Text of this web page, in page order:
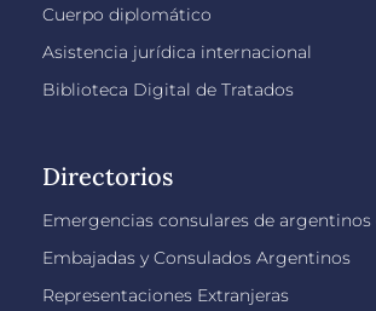
Cuerpo diplomático
Asistencia jurídica internacional
Biblioteca Digital de Tratados
Directorios
Emergencias consulares de
Embajadas y Consulados Argentinos
Representaciones Extranjeras